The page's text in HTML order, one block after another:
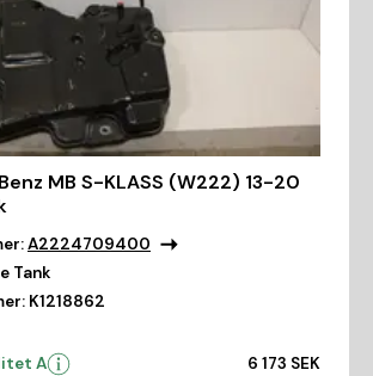
MB S-KLASS (W222) 13-20
A2224709400
Tank
K1218862
A 6 173 SEK